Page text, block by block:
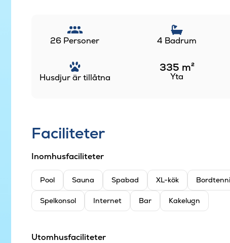
26 Personer 4 Badrum
Husdjur är tillåtna
335 m²
Yta
Faciliteter
Inomhusfaciliteter
Pool Sauna Spabad XL-kök
Spelkonsol Internet Bar Kakelugn
Utomhusfaciliteter